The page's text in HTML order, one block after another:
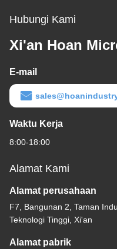
Hubungi Kami
Xi'an Hoan
E-mail
Waktu Kerja
8:00-18:00
Alamat Kami
Alamat perusahaan
F7, Bangunan 2, Taman
Teknologi Tinggi, Xi'an
Alamat pabrik